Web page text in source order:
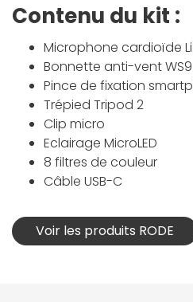
Contenu du kit :
Microphone cardioïde
Bonnette anti-vent WS9
Pince de fixation
Trépied Tripod 2
Clip micro
Eclairage MicroLED
8 filtres de couleur
Câble USB-C
Voir les produits RODE